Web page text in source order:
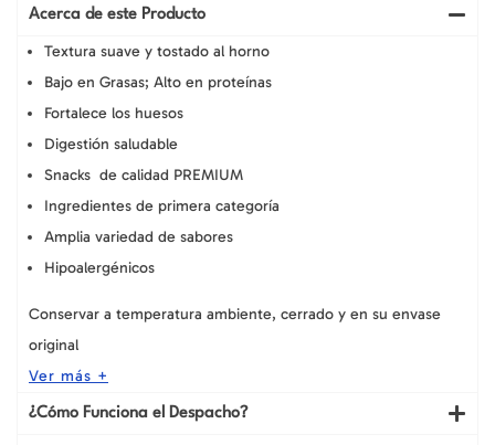
en
bolsa
100
gr
cantidad
Acerca de este Producto
Textura suave y tostado al horno
Bajo en Grasas; Alto en proteínas
Fortalece los huesos
Digestión saludable
Snacks de calidad PREMIUM
Ingredientes de primera categoría
Amplia variedad de sabores
Hipoalergénicos
Conservar a temperatura ambiente, cerrado y en su envase
original
Ver más +
¿Cómo Funciona el Despacho?